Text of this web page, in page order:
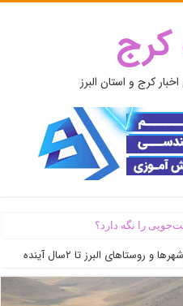
کرج
کرج و استان البرز
را نگه دارد؟
و روستا‌های البرز تا ۲سال آینده